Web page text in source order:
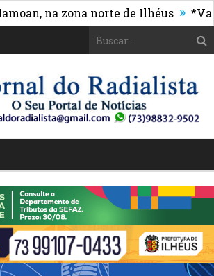
na zona norte de Ilhéus » *Vasco